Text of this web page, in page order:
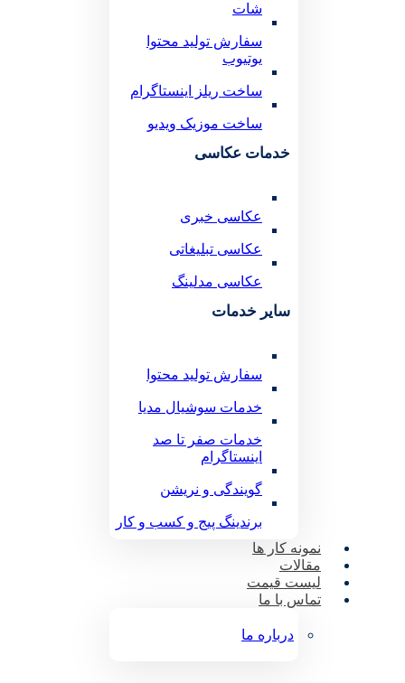
شات
سفارش تولید محتوا
یوتیوب
ساخت ریلز اینستاگرام
ساخت موزیک ویدیو
خدمات عکاسی
عکاسی خبری
عکاسی تبلیغاتی
عکاسی مدلینگ
سایر خدمات
سفارش تولید محتوا
خدمات سوشیال مدیا
خدمات صفر تا صد
اینستاگرام
گویندگی و نریشن
برندینگ پیج و کسب و کار
نمونه کار ها
مقالات
لیست قیمت
تماس با ما
درباره ما